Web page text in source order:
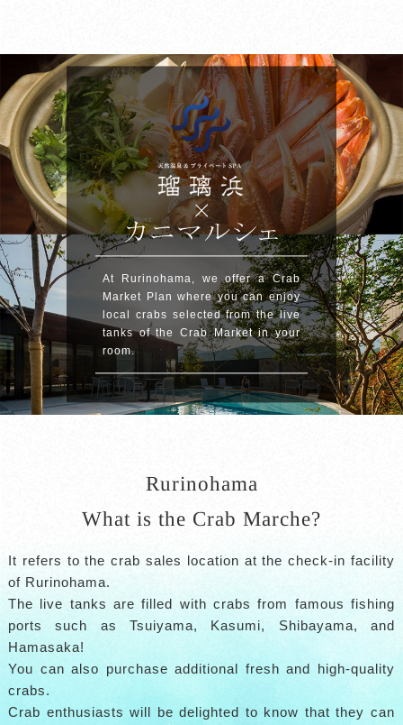
At Rurinohama, we offer a Crab
Market Plan where you can enjoy
local crabs selected from the live
tanks of the Crab Market in your
room.
Rurinohama
What is the Crab Marche?
It refers to the crab sales location at the check-in facility
of Rurinohama.
The live tanks are filled with crabs from famous fishing
ports such as Tsuiyama, Kasumi, Shibayama, and
Hamasaka!
You can also purchase additional fresh and high-quality
crabs.
Crab enthusiasts will be delighted to know that they can